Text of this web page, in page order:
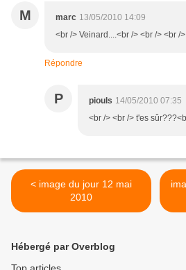
M marc 13/05/2010 14:09
<br /> Veinard....<br /> <br /> <br />
Répondre
P piouls 14/05/2010 07:35
<br /> <br /> t'es
< image du jour 12 mai
2010
Hébergé par Overblog